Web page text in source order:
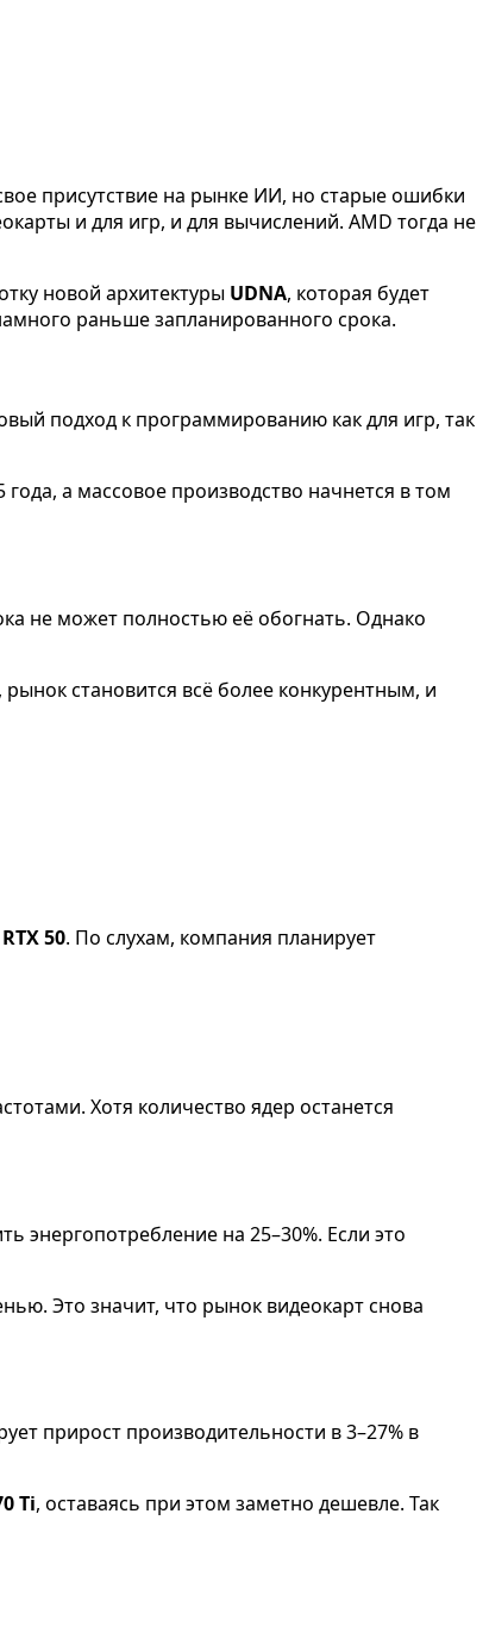
присутствие на рынке ИИ, но старые ошибки
и для игр, и для вычислений. AMD тогда не
новой архитектуры UDNA, которая будет
раньше запланированного срока.
подход к программированию как для игр, так
а массовое производство начнется в том
не может полностью её обогнать. Однако
становится всё более конкурентным, и
RTX 50. По слухам, компания планирует
Хотя количество ядер останется
энергопотребление на 25–30%. Если это
Это значит, что рынок видеокарт снова
прирост производительности в 3–27% в
Ti, оставаясь при этом заметно дешевле. Так